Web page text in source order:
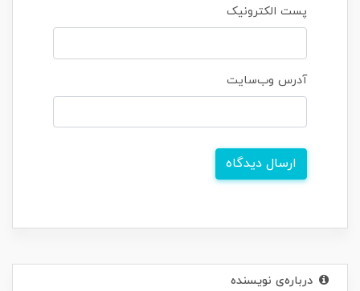
پست الکترونیک
آدرس وب‌سایت
ارسال دیدگاه
درباره‌ی نویسنده